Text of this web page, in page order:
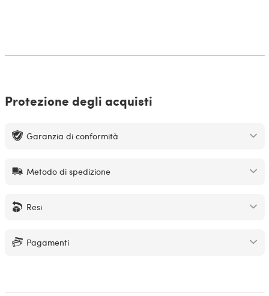
Protezione degli acquisti
Garanzia di conformità
Metodo di spedizione
Resi
Pagamenti